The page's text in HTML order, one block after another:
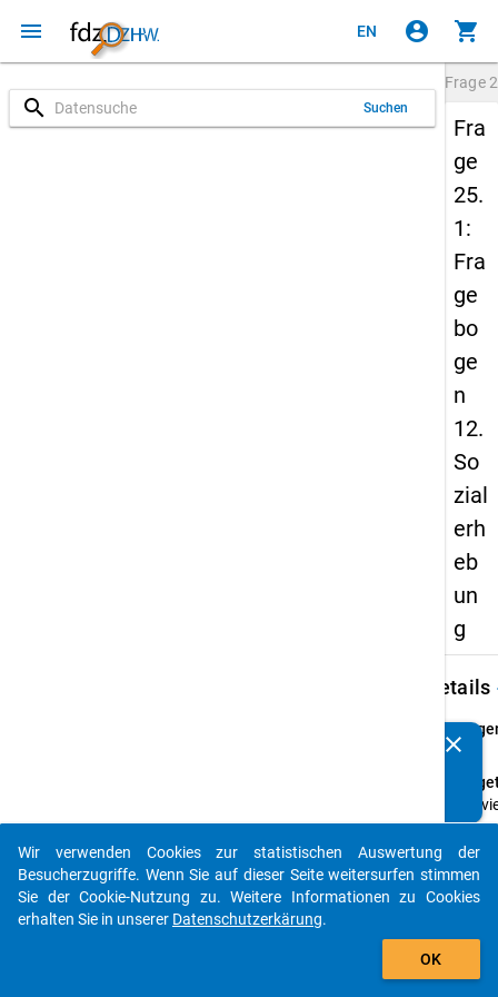
menu EN account_circle shopping_cart
search Suchen
Frage
Fra
ge
25.
1:
Fra
ge
bo
ge
n
12.
So
zial
erh
eb
un
g
Details
25.1
Wie
außer
Ihnen
noch
clear
auto_stories
add_shopping_cart
Wir verwenden Cookies zur statistischen Auswertung der
Besucherzugriffe. Wenn Sie auf dieser Seite weitersurfen stimmen
Sie der Cookie-Nutzung zu. Weitere Informationen zu Cookies
erhalten Sie in unserer Datenschutzerkärung.
OK